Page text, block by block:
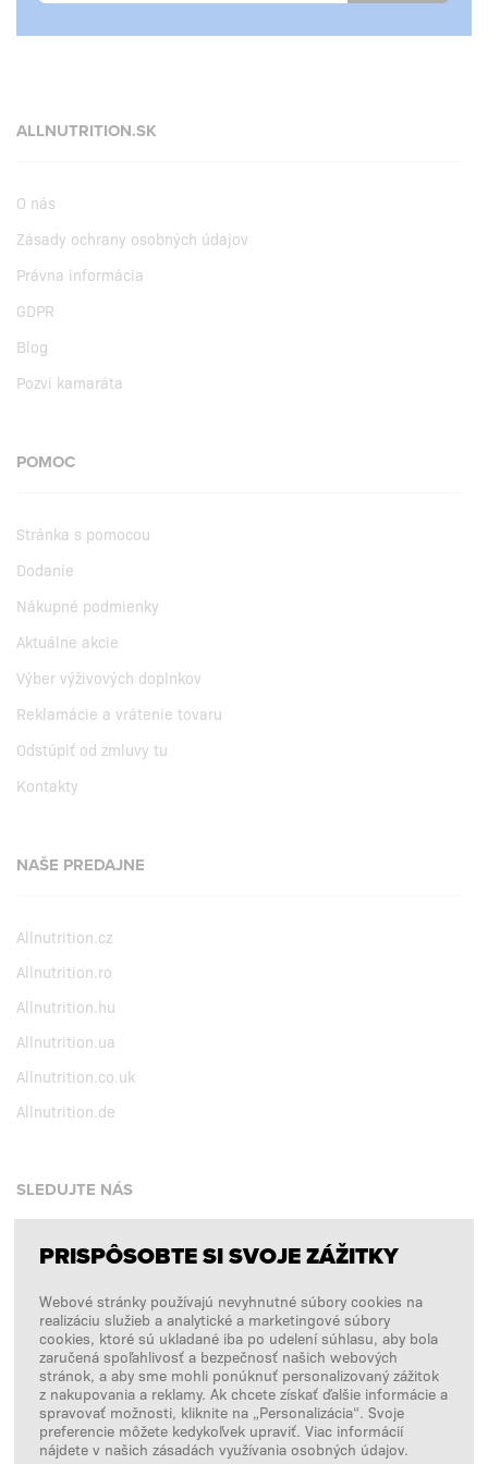
ALLNUTRITION.SK
O nás
Zásady ochrany osobných údajov
Právna informácia
GDPR
Blog
Pozvi kamaráta
POMOC
Stránka s pomocou
Dodanie
Nákupné podmienky
Aktuálne akcie
Výber výživových doplnkov
Reklamácie a vrátenie tovaru
Odstúpiť od zmluvy tu
Kontakty
NAŠE PREDAJNE
Allnutrition.cz
Allnutrition.ro
Allnutrition.hu
Allnutrition.ua
Allnutrition.co.uk
Allnutrition.de
SLEDUJTE NÁS
Facebook
Instagram
Copyright © 2026 SFD S. A.
PLATBY SPRACÚVA
PRISPÔSOBTE SI SVOJE ZÁŽITKY
Webové stránky používajú nevyhnutné súbory cookies na
realizáciu služieb a analytické a marketingové súbory
cookies, ktoré sú ukladané iba po udelení súhlasu, aby bola
zaručená spoľahlivosť a bezpečnosť našich webových
stránok, a aby sme mohli ponúknuť personalizovaný zážitok
z nakupovania a reklamy. Ak chcete získať ďalšie informácie a
spravovať možnosti, kliknite na „Personalizácia“. Svoje
preferencie môžete kedykoľvek upraviť. Viac informácií
nájdete v našich zásadách využívania osobných údajov.